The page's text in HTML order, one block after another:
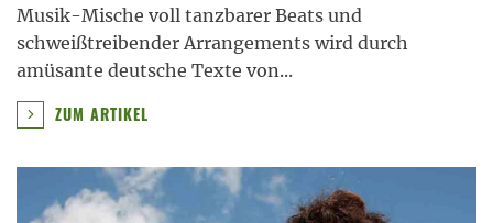
Musik-Mische voll tanzbarer Beats und
schweißtreibender Arrangements wird durch
amüsante deutsche Texte von...
ZUM ARTIKEL